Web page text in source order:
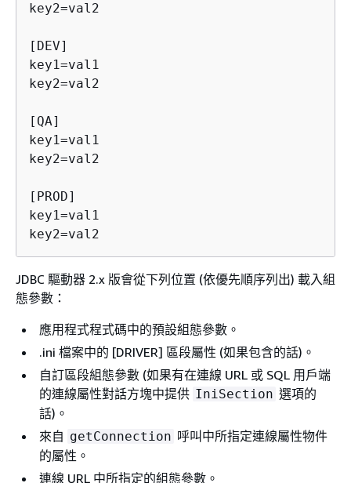
key2=val2
[DEV]
key1=val1
key2=val2
[QA]
key1=val1
key2=val2
[PROD]
key1=val1
JDBC 驅動器 2.x 版會從下列位置 (依優先順序列出) 載入組
態參數：
應用程式程式碼中的預設組態參數。
.ini 檔案中的 [DRIVER] 區段屬性 (如果包含的話)。
自訂區段組態參數 (如果有在連線 URL 或 SQL 用戶端
的連線屬性對話方塊中提供 IniSection 選項的
話)。
來自 getConnection 呼叫中所指定連線屬性物件
的屬性。
連線 URL 中所指定的組態參數。